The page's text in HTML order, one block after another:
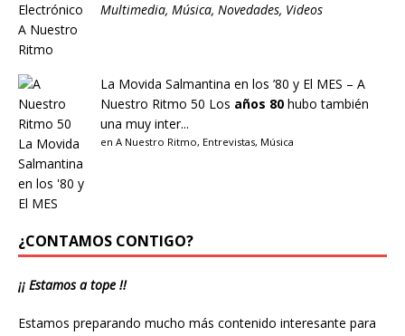
Multimedia, Música, Novedades, Videos
La Movida Salmantina en los ’80 y El MES – A
Nuestro Ritmo 50 Los años 80 hubo también
una muy inter...
en A Nuestro Ritmo, Entrevistas, Música
¿CONTAMOS CONTIGO?
¡¡ Estamos a tope !!
Estamos preparando mucho más contenido interesante para